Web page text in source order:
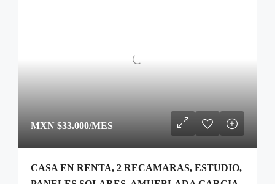
MXN $33.000/MES
CASA EN RENTA, 2 RECAMARAS, ESTUDIO,